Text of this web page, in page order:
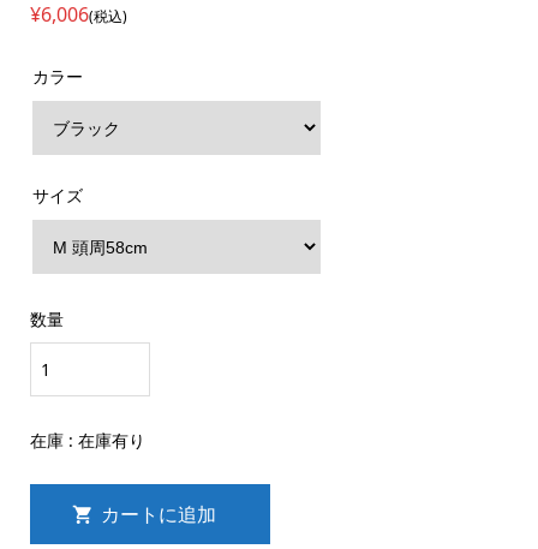
¥6,006(税込)
カラー
サイズ
数量
在庫 : 在庫有り